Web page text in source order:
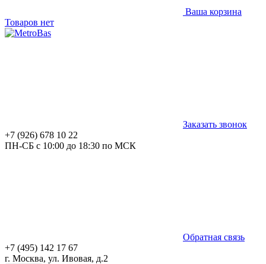
Ваша корзина
Товаров нет
Заказать звонок
+7 (926) 678 10 22
ПН-СБ с 10:00 до 18:30 по МСК
Обратная связь
+7 (495) 142 17 67
г. Москва, ул. Ивовая, д.2